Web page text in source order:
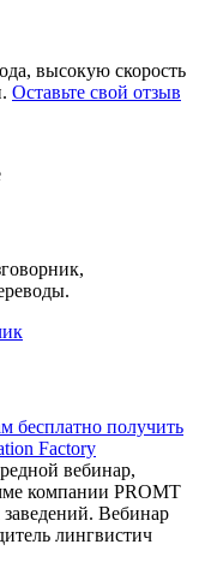
высокую скорость
Оставьте свой отзыв
бесплатно получить
Factory
вебинар,
компании PROMT
Вебинар
лингвистич